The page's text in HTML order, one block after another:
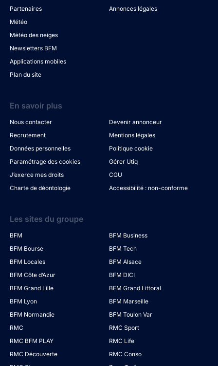
Partenaires
Météo
Météo des neiges
Newsletters BFM
Applications mobiles
Plan du site
Annonces légales
En savoir plus
Nous contacter
Devenir annonceur
Recrutement
Mentions légales
Données personnelles
Politique cookie
Paramétrage des cookies
Gérer Utiq
J’exerce mes droits
CGU
Charte de déontologie
Accessibilité : non-conforme
Les sites du groupe
BFM
BFM Business
BFM Bourse
BFM Tech
BFM Locales
BFM Alsace
BFM Côte d’Azur
BFM DICI
BFM Grand Lille
BFM Grand Littoral
BFM Lyon
BFM Marseille
BFM Normandie
BFM Toulon Var
RMC
RMC Sport
RMC BFM PLAY
RMC Life
RMC Découverte
RMC Conso